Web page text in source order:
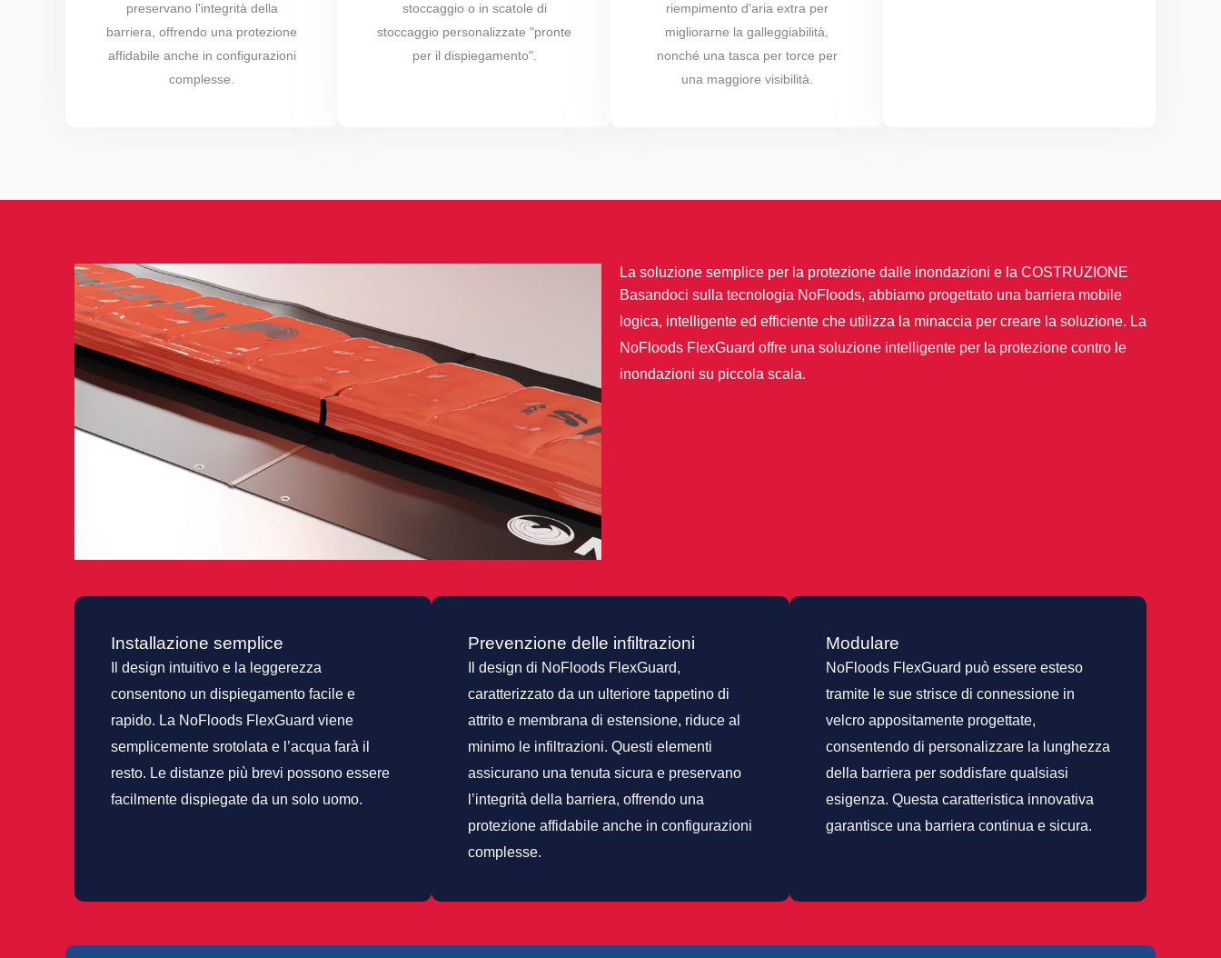
preservano l'integrità della
barriera, offrendo una protezione
affidabile anche in configurazioni
complesse.
stoccaggio o in scatole di
stoccaggio personalizzate "pronte
per il dispiegamento".
riempimento d'aria extra per
migliorarne la galleggiabilità,
nonché una tasca per torce per
una maggiore visibilità.
La soluzione semplice per la protezione dalle inondazioni e la COSTRUZIONE
Basandoci sulla tecnologia NoFloods, abbiamo progettato una barriera mobile
logica, intelligente ed efficiente che utilizza la minaccia per creare la soluzione. La
NoFloods FlexGuard offre una soluzione intelligente per la protezione contro le
inondazioni su piccola scala.
Installazione semplice
Il design intuitivo e la leggerezza
consentono un dispiegamento facile e
rapido. La NoFloods FlexGuard viene
semplicemente srotolata e l’acqua farà il
resto. Le distanze più brevi possono essere
facilmente dispiegate da un solo uomo.
Prevenzione delle infiltrazioni
Il design di NoFloods FlexGuard,
caratterizzato da un ulteriore tappetino di
attrito e membrana di estensione, riduce al
minimo le infiltrazioni. Questi elementi
assicurano una tenuta sicura e preservano
l’integrità della barriera, offrendo una
protezione affidabile anche in configurazioni
complesse.
Modulare
NoFloods FlexGuard può essere esteso
tramite le sue strisce di connessione in
velcro appositamente progettate,
consentendo di personalizzare la lunghezza
della barriera per soddisfare qualsiasi
esigenza. Questa caratteristica innovativa
garantisce una barriera continua e sicura.